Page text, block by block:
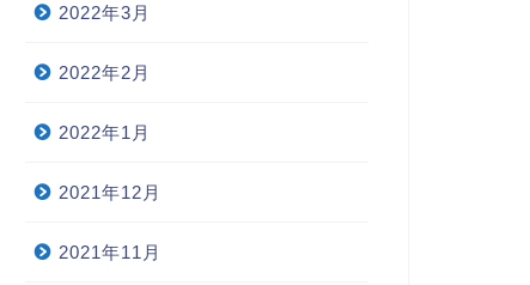
2022年3月
2022年2月
2022年1月
2021年12月
2021年11月